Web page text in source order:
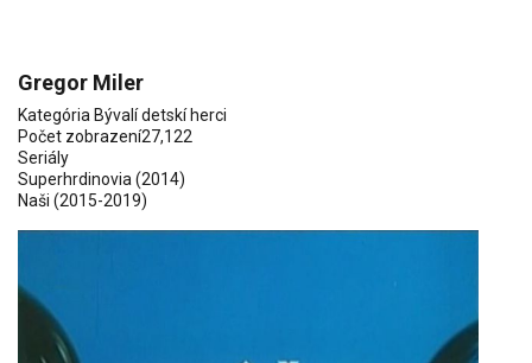
Gregor Miler
Kategória Bývalí detskí herci
Počet zobrazení27,122
Seriály
Superhrdinovia (2014)
Naši (2015-2019)